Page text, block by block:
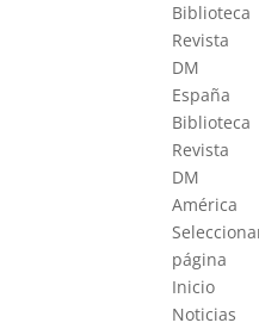
Biblioteca
Revista
DM
España
Biblioteca
Revista
DM
América
página
Inicio
Noticias